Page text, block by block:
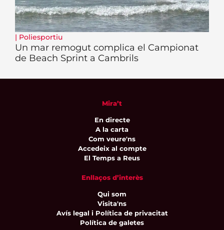
| Poliesportiu
Un mar remogut complica el Campionat
de Beach Sprint a Cambrils
Mira’t
En directe
A la carta
Com veure'ns
Accedeix al compte
El Temps a Reus
Enllaços d’interès
Qui som
Visita'ns
Avís legal i Política de privacitat
Política de galetes